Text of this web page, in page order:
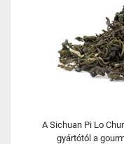
A Sichuan Pi Lo
gyártótól a